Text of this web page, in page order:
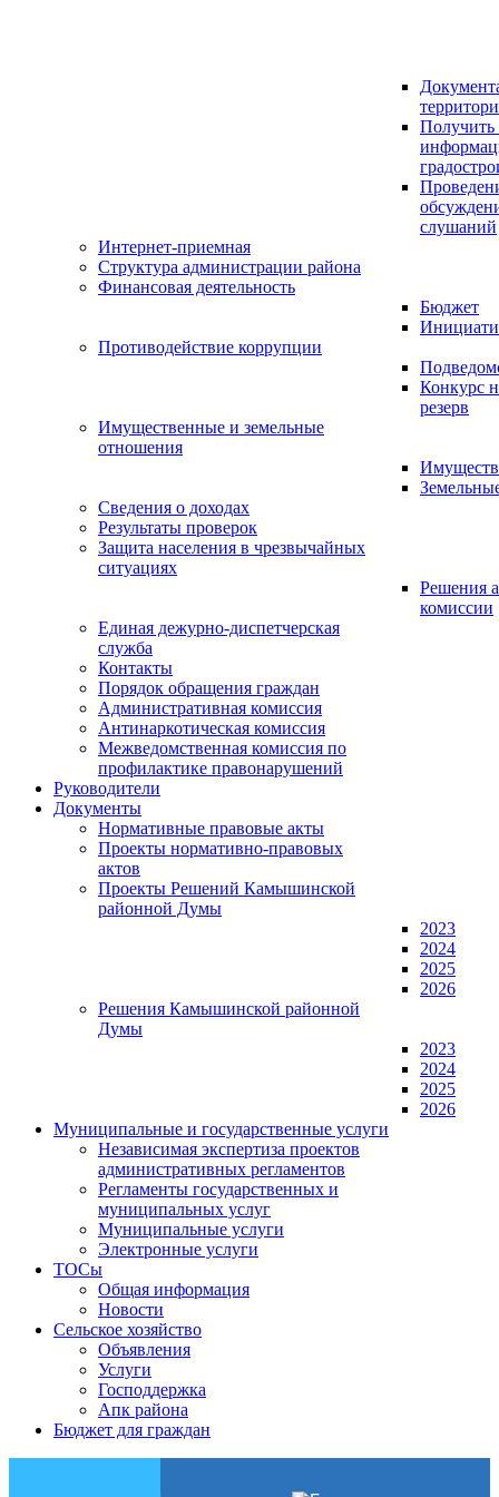
Получить
слушаний
Интернет-приемная
Структура администрации района
Финансовая деятельность
Бюджет
Противодействие коррупции
Конкурс
резерв
Имущественные и земельные
отношения
Сведения о доходах
Результаты проверок
Защита населения в чрезвычайных
ситуациях
Решения
комиссии
Единая дежурно-диспетчерская
служба
Контакты
Порядок обращения граждан
Административная комиссия
Антинаркотическая комиссия
Межведомственная комиссия по
профилактике правонарушений
Руководители
Документы
Нормативные правовые акты
Проекты нормативно-правовых
актов
Проекты Решений Камышинской
районной Думы
2023
2024
2025
2026
Решения Камышинской районной
Думы
2023
2024
2025
2026
Муниципальные и государственные услуги
Независимая экспертиза проектов
административных регламентов
Регламенты государственных и
муниципальных услуг
Муниципальные услуги
Электронные услуги
ТОСы
Общая информация
Новости
Сельское хозяйство
Объявления
Услуги
Господдержка
Апк района
Бюджет для граждан